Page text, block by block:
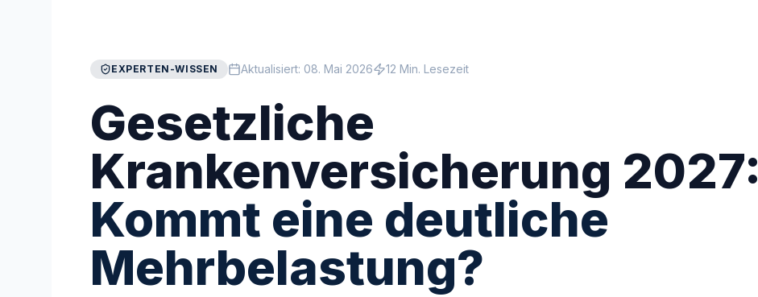
Vermögensaufbau mit Struktur
MisterMed
Internationale Krankenversicherung
EXPERTEN-WISSEN Aktualisiert: 08. Mai 2026 12 Min. Lesezeit
Gesetzliche
Krankenversicherung 2027:
Kommt eine deutliche
Mehrbelastung?